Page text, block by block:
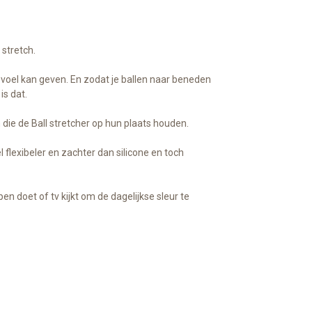
kan geven. En zodat je ballen naar beneden
dat.
de Ball stretcher op hun plaats houden.
flexibeler en zachter dan silicone en toch
doet of tv kijkt om de dagelijkse sleur te